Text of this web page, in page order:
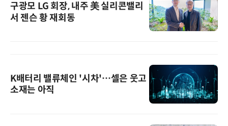
구광모 LG 회장, 내주 美 실리콘밸리
서 젠슨 황 재회동
K배터리 밸류체인 '시차'…셀은 웃고
소재는 아직